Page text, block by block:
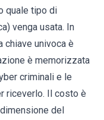
quale tipo di
venga usata. In
chiave univoca è
è memorizzata
criminali e le
riceverlo. Il costo è
del